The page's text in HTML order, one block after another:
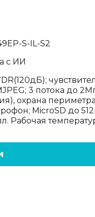
S-IL-S2
с ИИ
3 потока до
охрана
MicroSD до
Рабочая